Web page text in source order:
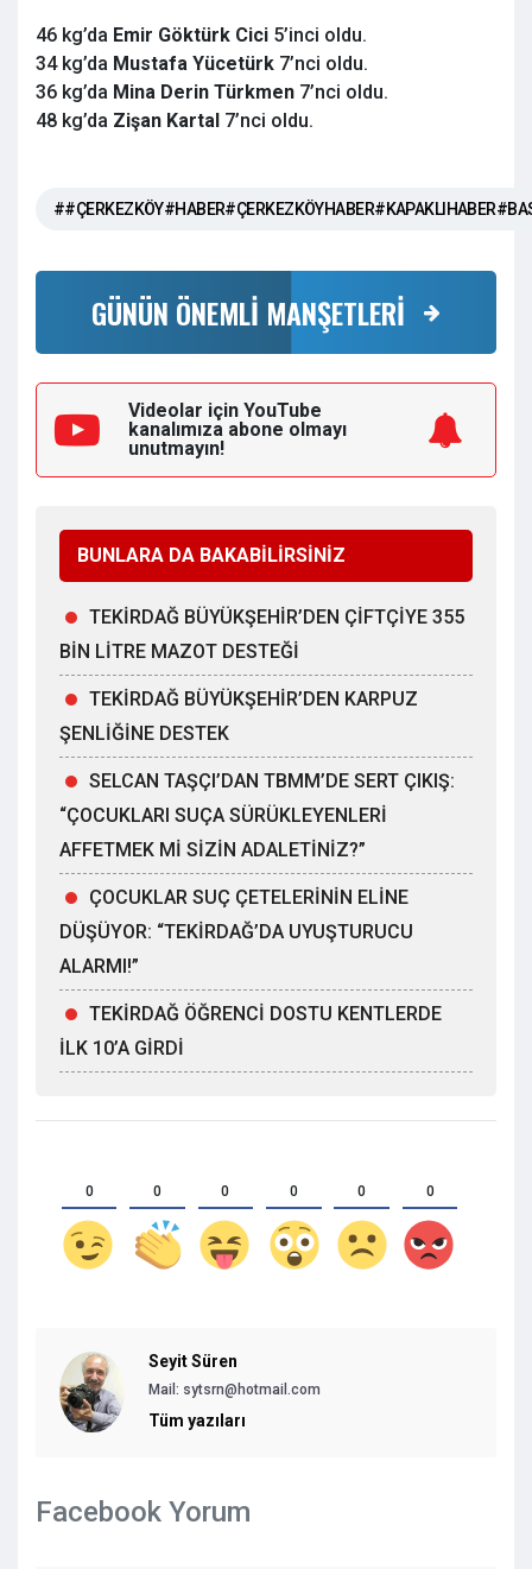
46 kg’da Emir Göktürk Cici 5’inci oldu.
34 kg’da Mustafa Yücetürk 7’nci oldu.
36 kg’da Mina Derin Türkmen 7’nci oldu.
48 kg’da Zişan Kartal 7’nci oldu.
GÜNÜN ÖNEMLİ MANŞETLERİ
Videolar için YouTube
kanalımıza abone olmayı
unutmayın!
BUNLARA DA BAKABİLİRSİNİZ
TEKİRDAĞ BÜYÜKŞEHİR’DEN ÇİFTÇİYE 355
BİN LİTRE MAZOT DESTEĞİ
TEKİRDAĞ BÜYÜKŞEHİR’DEN KARPUZ
ŞENLİĞİNE DESTEK
SELCAN TAŞÇI’DAN TBMM’DE SERT ÇIKIŞ:
“ÇOCUKLARI SUÇA SÜRÜKLEYENLERİ
AFFETMEK Mİ SİZİN ADALETİNİZ?”
ÇOCUKLAR SUÇ ÇETELERİNİN ELİNE
DÜŞÜYOR: “TEKİRDAĞ’DA UYUŞTURUCU
ALARMI!”
TEKİRDAĞ ÖĞRENCİ DOSTU KENTLERDE
İLK 10’A GİRDİ
0 0 0 0 0 0
Seyit Süren
Mail: sytsrn@hotmail.com
Tüm yazıları
Facebook Yorum